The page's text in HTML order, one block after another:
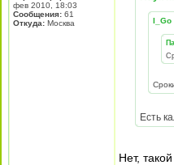
фев 2010, 18:03
Сообщения: 61
Откуда: Москва I_Go
Есть
Нет,